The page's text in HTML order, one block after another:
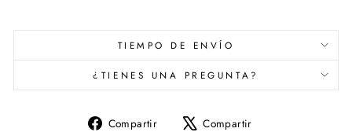
TIEMPO DE ENVÍO
¿TIENES UNA PREGUNTA?
Compartir
CompartirCompartir